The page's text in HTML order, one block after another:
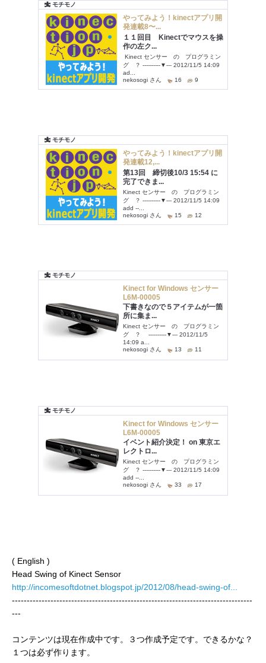
( English )
Head Swing of Kinect Sensor
http://incomesoftdotnet.blogspot.jp/2012/08/head-swing-of...
---------------------------------------------------------------------------------
---
コンテンツは現在作成中です。３つ作成予定です。できるかな？
１つは必ず作ります。